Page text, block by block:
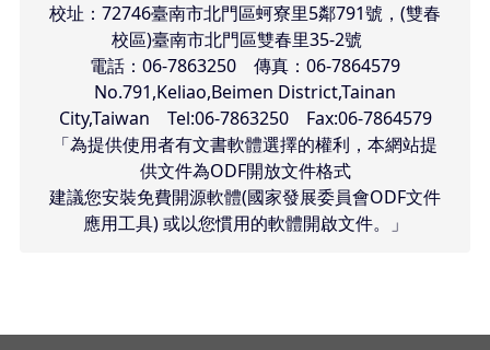
校址：72746臺南市北門區蚵寮里5鄰791號，(雙春
校區)臺南市北門區雙春里35-2號
電話：06-7863250 傳真：06-7864579
No.791,Keliao,Beimen District,Tainan
City,Taiwan Tel:06-7863250 Fax:06-7864579
「為提供使用者有文書軟體選擇的權利，本網站提
供文件為ODF開放文件格式
建議您安裝免費開源軟體(國家發展委員會ODF文件
應用工具) 或以您慣用的軟體開啟文件。」